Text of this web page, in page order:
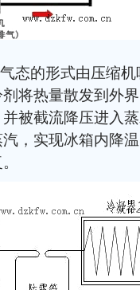
态的形式由压缩
将热量散发到外
被截流降压进入
，实现冰箱内降